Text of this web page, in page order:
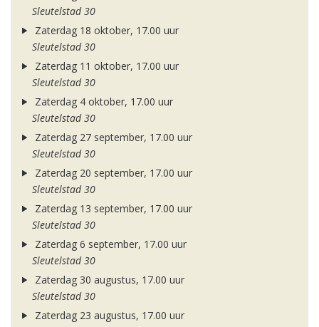
Sleutelstad 30
Zaterdag 18 oktober, 17.00 uur
Sleutelstad 30
Zaterdag 11 oktober, 17.00 uur
Sleutelstad 30
Zaterdag 4 oktober, 17.00 uur
Sleutelstad 30
Zaterdag 27 september, 17.00 uur
Sleutelstad 30
Zaterdag 20 september, 17.00 uur
Sleutelstad 30
Zaterdag 13 september, 17.00 uur
Sleutelstad 30
Zaterdag 6 september, 17.00 uur
Sleutelstad 30
Zaterdag 30 augustus, 17.00 uur
Sleutelstad 30
Zaterdag 23 augustus, 17.00 uur